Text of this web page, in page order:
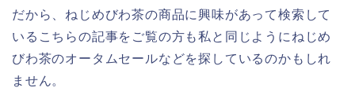
だから、ねじめびわ茶の商品に興味があって検索して
いるこちらの記事をご覧の方も私と同じようにねじめ
びわ茶のオータムセールなどを探しているのかもしれ
ません。